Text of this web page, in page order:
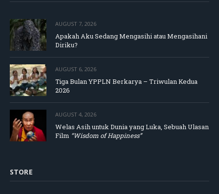
AUGUST 7, 2026
Apakah Aku Sedang Mengasihi atau Mengasihani
Diriku?
AUGUST 6, 2026
Tiga Bulan YPPLN Berkarya – Triwulan Kedua
2026
AUGUST 4, 2026
Welas Asih untuk Dunia yang Luka, Sebuah Ulasan
Film “Wisdom of Happiness”
STORE